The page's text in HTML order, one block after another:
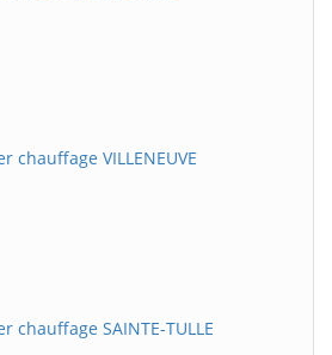
chauffage VILLENEUVE
chauffage SAINTE-TULLE